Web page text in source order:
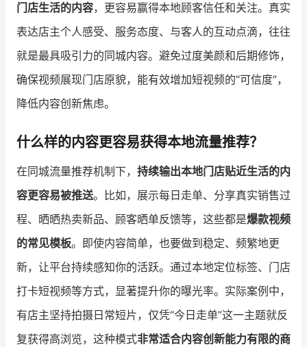
合作共进
认证服务商 设计服务商
有赞云
门店生活的内容，更容易赢得本地顾客信任和关注。真实
表达店主个人感受、服务态度、与客人的互动点滴，往往
就是最具吸引力的同城内容。避免过度美颜和后期修饰，
确保视频展现门店原貌，能有效增加短视频的“可信度”，
降低内容创新焦虑。
什么样的内容更容易获得本地流量推荐？
在同城流量推荐机制下， 持续输出本地门店贴近生活的内
容更容易被推送。比如，展示每日走单、分享真实销售过
程、晒晒热卖新品、顾客晒单反馈等，这些都是爆款视频
的常见模板。即使内容简单，也要做到稳定、频繁地更
新，让平台持续感知你的活跃。通过本地定位标签、门店
打卡短视频等方式，显著提升你的曝光率。实际案例中，
有店主坚持拍摄日常短片，仅凭“今日走单”这一主题就反
复获得高浏览，这种模式非常适合内容创新能力有限的商